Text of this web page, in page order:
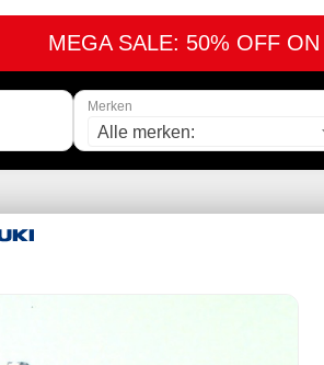
MEGA SALE: 50% OFF
Merken
Alle merken: